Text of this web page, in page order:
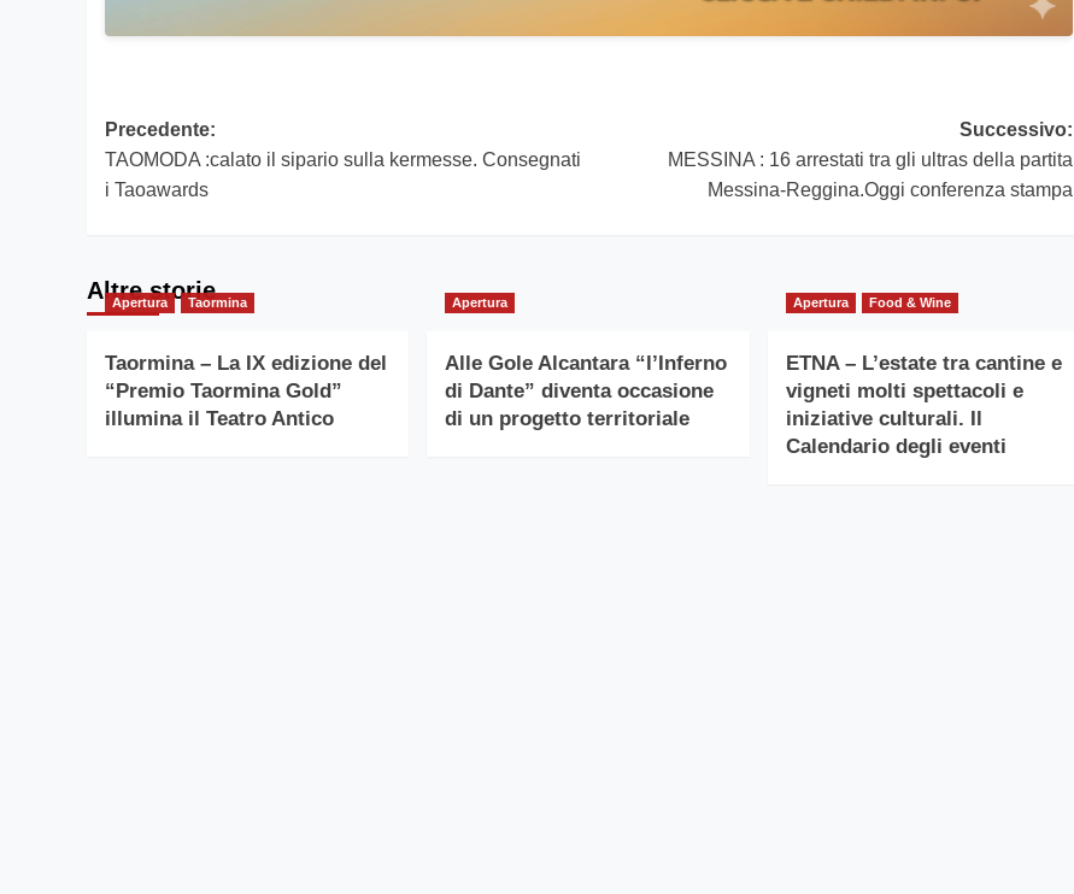
Navigazione
articolo
Precedente:
TAOMODA :calato il sipario sulla kermesse. Consegnati
i Taoawards
Successivo:
MESSINA : 16 arrestati tra gli ultras della partita
Messina-Reggina.Oggi conferenza stampa
Altre storie
Apertura Taormina
Taormina – La IX edizione del
“Premio Taormina Gold”
illumina il Teatro Antico
Apertura
Alle Gole Alcantara “l’Inferno
di Dante” diventa occasione
di un progetto territoriale
Apertura Food & Wine
ETNA – L’estate tra cantine e
vigneti molti spettacoli e
iniziative culturali. Il
Calendario degli eventi